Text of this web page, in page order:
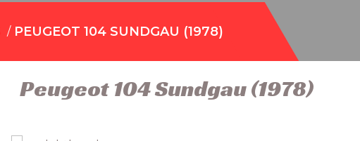
PEUGEOT 104 SUNDGAU (1978)
Peugeot 104 Sundgau (1978)